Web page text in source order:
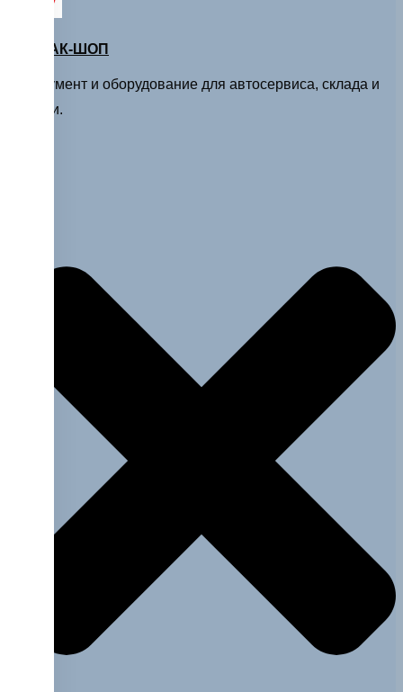
МАСТАК-ШОП
Инструмент и оборудование для автосервиса, склада и
стройки.